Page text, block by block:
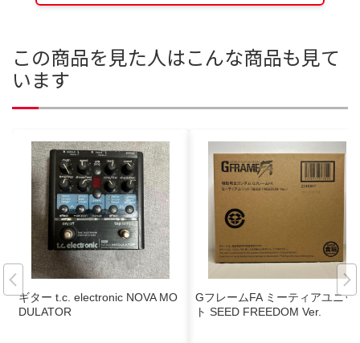
この商品を見た人はこんな商品も見て
います
ギター t.c. electronic NOVA MO
DULATOR
GフレームFA ミーティアユニッ
ト SEED FREEDOM Ver.